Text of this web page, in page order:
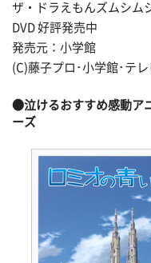
ザ・ドラえもんズムシム
DVD 好評発売中
発売元：小学館
(C)藤子プロ･小学館･テ
●泣けるおすすめ感動ア
ーズ